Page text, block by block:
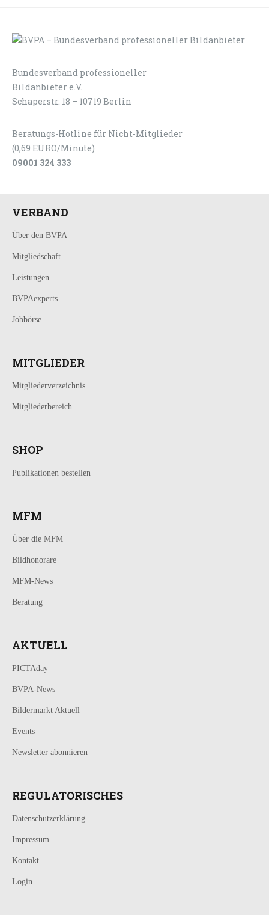
Bundesverband professioneller
Bildanbieter e.V.
Schaperstr. 18 – 10719 Berlin
Beratungs-Hotline für Nicht-Mitglieder
(0,69 EURO/Minute)
09001 324 333
VERBAND
Über den BVPA
Mitgliedschaft
Leistungen
BVPAexperts
Jobbörse
MITGLIEDER
Mitgliederverzeichnis
Mitgliederbereich
SHOP
Publikationen bestellen
MFM
Über die MFM
Bildhonorare
MFM-News
Beratung
AKTUELL
PICTAday
BVPA-News
Bildermarkt Aktuell
Events
Newsletter abonnieren
REGULATORISCHES
Datenschutzerklärung
Impressum
Kontakt
Login